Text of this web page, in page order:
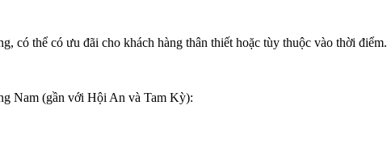
có thể có ưu đãi cho khách hàng thân thiết hoặc tùy thuộc vào thời điểm.
Nam (gần với Hội An và Tam Kỳ):